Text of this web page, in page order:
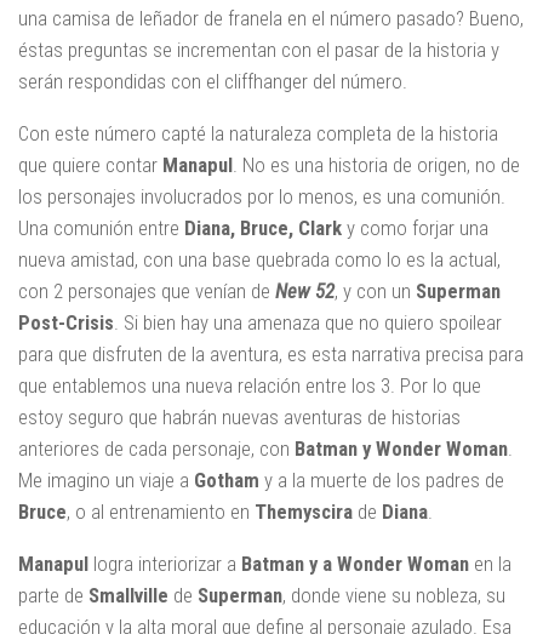
una camisa de leñador de franela en el número pasado? Bueno,
éstas preguntas se incrementan con el pasar de la historia y
serán respondidas con el cliffhanger del número.
Con este número capté la naturaleza completa de la historia
que quiere contar Manapul. No es una historia de origen, no de
los personajes involucrados por lo menos, es una comunión.
Una comunión entre Diana, Bruce, Clark y como forjar una
nueva amistad, con una base quebrada como lo es la actual,
con 2 personajes que venían de New 52, y con un Superman
Post-Crisis. Si bien hay una amenaza que no quiero spoilear
para que disfruten de la aventura, es esta narrativa precisa para
que entablemos una nueva relación entre los 3. Por lo que
estoy seguro que habrán nuevas aventuras de historias
anteriores de cada personaje, con Batman y Wonder Woman.
Me imagino un viaje a Gotham y a la muerte de los padres de
Bruce, o al entrenamiento en Themyscira de Diana.
Manapul logra interiorizar a Batman y a Wonder Woman en la
parte de Smallville de Superman, donde viene su nobleza, su
educación y la alta moral que define al personaje azulado. Esa